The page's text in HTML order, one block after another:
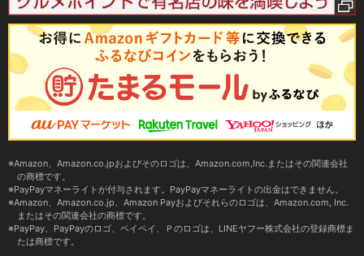
Amazon、Amazon.co.jpおよびそのロゴは、Amazon.com,Inc.またはその関連会社
の商標です。
PayPayマネーライトが付与されます。PayPayマネーライトの出金はできません。
Amazon、Amazon.co.jp、Amazon Payおよびそれらのロゴは、Amazon.com, Inc.
またはその関連会社の商標です。
PayPay、PayPayのロゴ、ペイペイ、Ｐのロゴは、LINEヤフー株式会社の登録商標ま
たは商標です。